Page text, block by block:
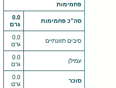
פחמימות
סה"כ פחמימות
0.0
גרם
סיבים תזונתיים
0.0
גרם
עמילן
0.0
גרם
סוכר
0.0
גרם